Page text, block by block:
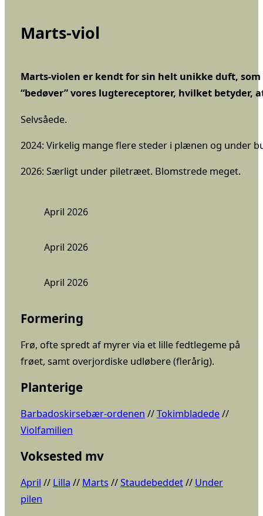
Marts-viol
Marts-violen er kendt for sin helt unikke duft,
“bedøver” vores lugtereceptorer, hvilket
Selvsåede.
2024: Virkelig mange flere steder i plænen og under
2026: Særligt under piletræet. Blomstrede meget.
April 2026
April 2026
April 2026
Formering
Frø, ofte spredt af myrer via et lille fedtlegeme på
frøet, samt overjordiske udløbere (flerårig).
Planterige
Barbadoskirsebær-ordenen // Tokimbladede
//
Violfamilien
Voksested mv
April // Lilla // Marts // Staudebeddet // Under
pilen